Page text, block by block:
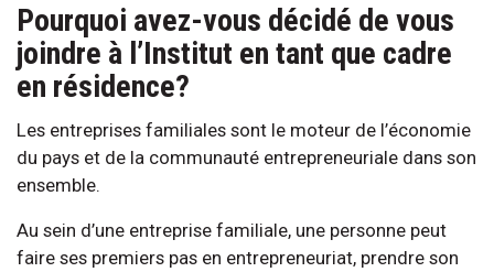
Pourquoi avez-vous décidé de vous
joindre à l’Institut en tant que cadre
en résidence?
Les entreprises familiales sont le moteur de l’économie
du pays et de la communauté entrepreneuriale dans son
ensemble.
Au sein d’une entreprise familiale, une personne peut
faire ses premiers pas en entrepreneuriat, prendre son